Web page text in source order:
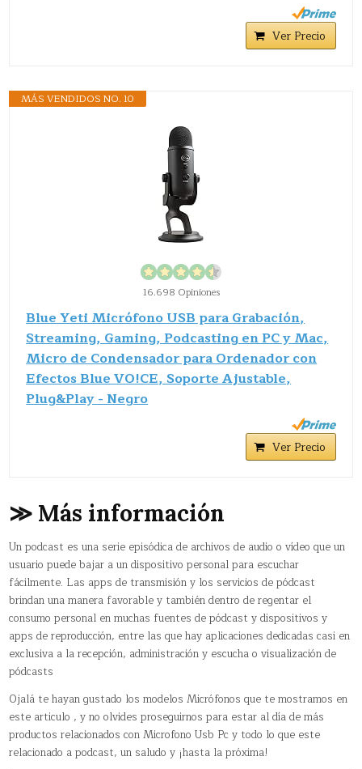
Ver Precio
MÁS VENDIDOS NO. 10
16.698 Opiniones
Blue Yeti Micrófono USB para Grabación,
Streaming, Gaming, Podcasting en PC y Mac,
Micro de Condensador para Ordenador con
Efectos Blue VO!CE, Soporte Ajustable,
Plug&Play - Negro
Ver Precio
≫ Más información
Un podcast​ es una serie episódica de archivos de audio o vídeo que un
usuario puede bajar a un dispositivo personal para escuchar
fácilmente. Las apps de transmisión y los servicios de pódcast
brindan una manera favorable y también dentro de regentar el
consumo personal en muchas fuentes de pódcast y dispositivos y
apps de reproducción, entre las que hay aplicaciones dedicadas casi en
exclusiva a la recepción, administración y escucha o visualización de
pódcasts
Ojalá te hayan gustado los modelos Micrófonos que te mostramos en
este articulo , y no olvides proseguirnos para estar al día de más
productos relacionados con Microfono Usb Pc y todo lo que este
relacionado a podcast, un saludo y ¡hasta la próxima!